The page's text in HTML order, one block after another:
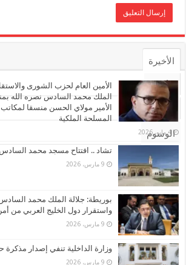
الأخيرة
الأشهر
تعليقات
الوسوم
الأمين العام لحزب الشورى
الملك محمد السادس نصره الله
الأمير مولاي الحسن منسقا
المسلحة الملكية
4 مايو، 2026
تشاد .. افتتاح مسجد محمد السادس
9 مارس، 2026
بوريطة: جلالة الملك محمد السادس
واستقرار دول الخليج العربي من
9 مارس، 2026
وزارة الداخلية تنفي إصدار
9 مارس، 2026